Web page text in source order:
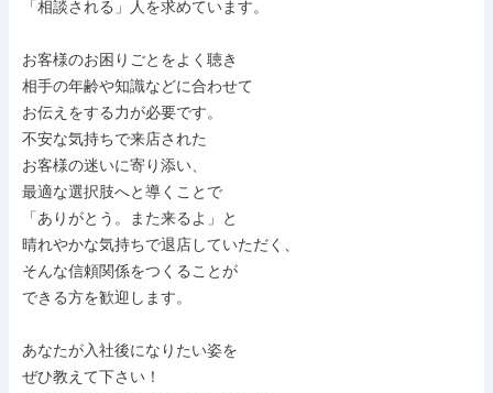
「相談される」人を求めています。
お客様のお困りごとをよく聴き
相手の年齢や知識などに合わせて
お伝えをする力が必要です。
不安な気持ちで来店された
お客様の迷いに寄り添い、
最適な選択肢へと導くことで
「ありがとう。また来るよ」と
晴れやかな気持ちで退店していただく、
そんな信頼関係をつくることが
できる方を歓迎します。
あなたが入社後になりたい姿を
ぜひ教えて下さい！